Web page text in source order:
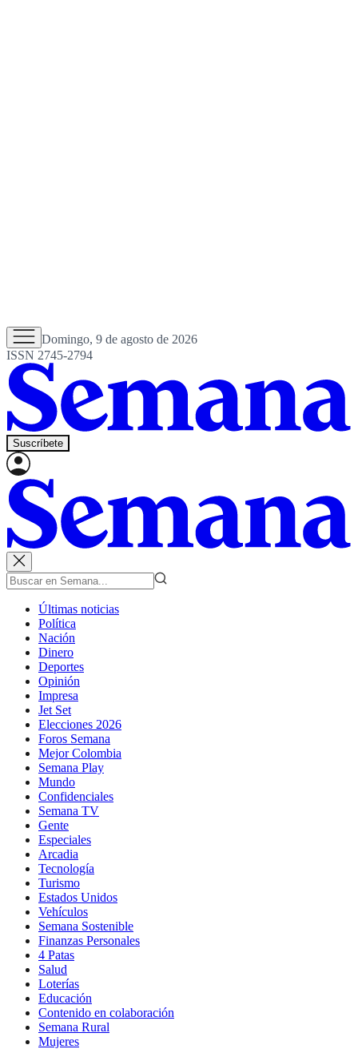
Domingo, 9 de agosto de 2026
ISSN 2745-2794
Suscríbete
Últimas noticias
Política
Nación
Dinero
Deportes
Opinión
Impresa
Jet Set
Elecciones 2026
Foros Semana
Mejor Colombia
Semana Play
Mundo
Confidenciales
Semana TV
Gente
Especiales
Arcadia
Tecnología
Turismo
Estados Unidos
Vehículos
Semana Sostenible
Finanzas Personales
4 Patas
Salud
Loterías
Educación
Contenido en colaboración
Semana Rural
Mujeres